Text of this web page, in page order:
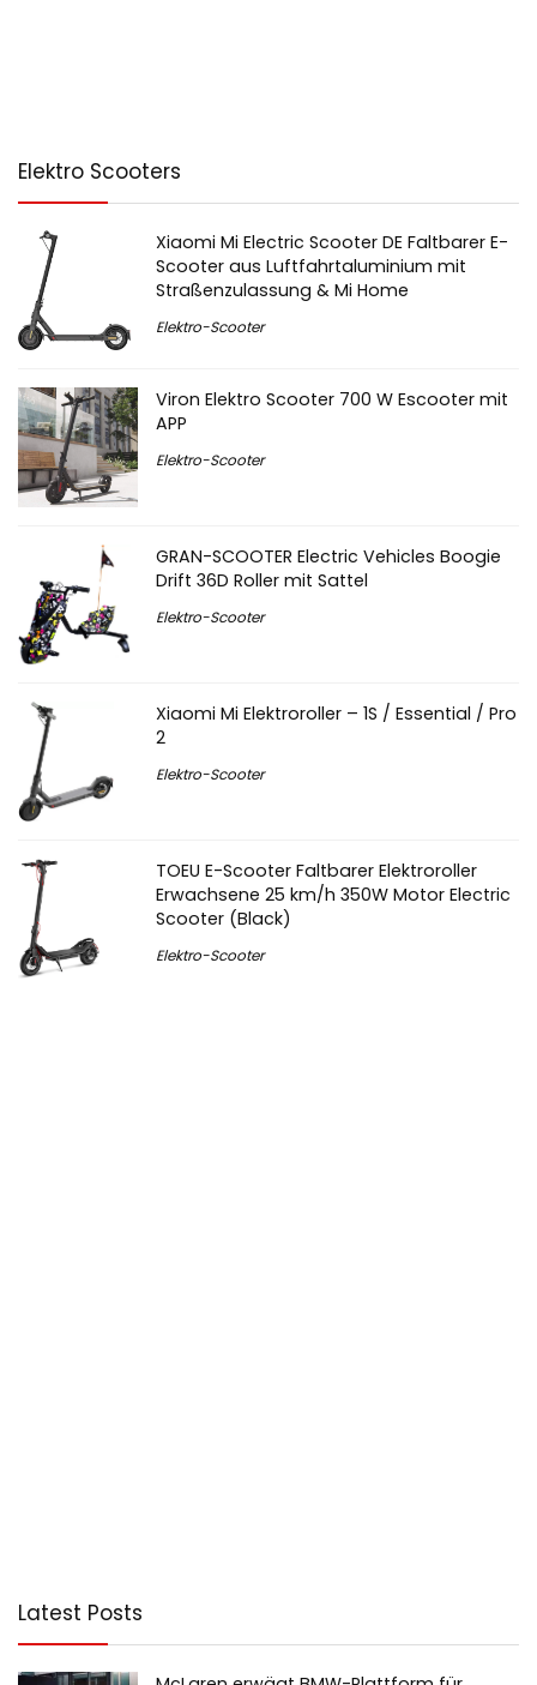
Elektro Scooters
Xiaomi Mi Electric Scooter DE Faltbarer E-
Scooter aus Luftfahrtaluminium mit
Straßenzulassung & Mi Home
Elektro-Scooter
Viron Elektro Scooter 700 W Escooter mit
APP
Elektro-Scooter
GRAN-SCOOTER Electric Vehicles Boogie
Drift 36D Roller mit Sattel
Elektro-Scooter
Xiaomi Mi Elektroroller – 1S / Essential / Pro
2
Elektro-Scooter
TOEU E-Scooter Faltbarer Elektroroller
Erwachsene 25 km/h 350W Motor Electric
Scooter (Black)
Elektro-Scooter
Latest Posts